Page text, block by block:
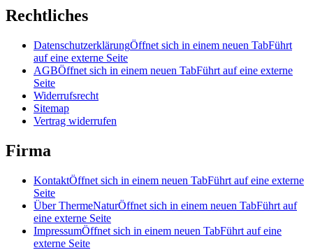
Rechtliches
DatenschutzerklärungÖffnet sich in einem neuen TabFührt
auf eine externe Seite
AGBÖffnet sich in einem neuen TabFührt auf eine externe
Seite
Widerrufsrecht
Sitemap
Vertrag widerrufen
Firma
KontaktÖffnet sich in einem neuen TabFührt auf eine externe
Seite
Über ThermeNaturÖffnet sich in einem neuen TabFührt auf
eine externe Seite
ImpressumÖffnet sich in einem neuen TabFührt auf eine
externe Seite